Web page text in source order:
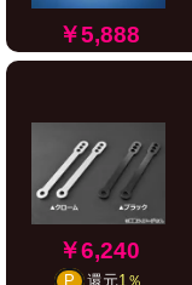
￥5,888
￥6,240
P 還元1％